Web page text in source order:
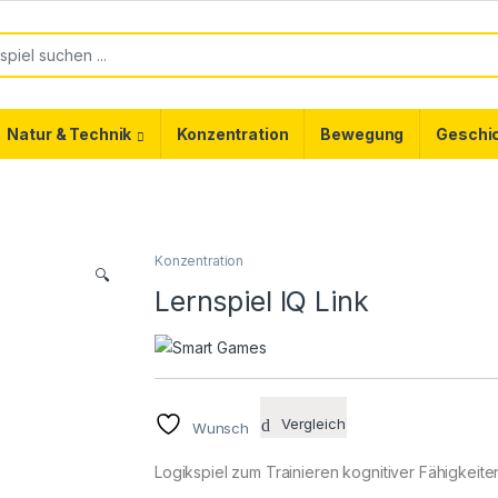
Natur & Technik Konzentration Bewegung
🔍
Konzentration
Lernspiel IQ Link
Wunsch Vergleich
Logikspiel zum Trainieren kognitiver